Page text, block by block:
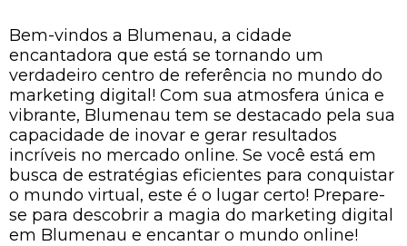
Bem-vindos a Blumenau, a cidade
encantadora que está se tornando um
verdadeiro centro de referência no mundo do
marketing digital! Com sua atmosfera única e
vibrante, Blumenau tem se destacado pela sua
capacidade de inovar e gerar resultados
incríveis no mercado online. Se você está em
busca de estratégias eficientes para conquistar
o mundo virtual, este é o lugar certo! Prepare-
se para descobrir a magia do marketing digital
em Blumenau e encantar o mundo online!